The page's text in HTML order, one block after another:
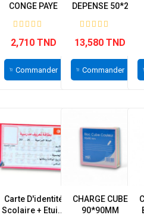
CONGE PAYE
2,710 TND
Commander
DEPENSE 50*2
13,580 TND
Commander
Carte D'identité
Scolaire + Etui...
CHARGE CUBE
90*90MM